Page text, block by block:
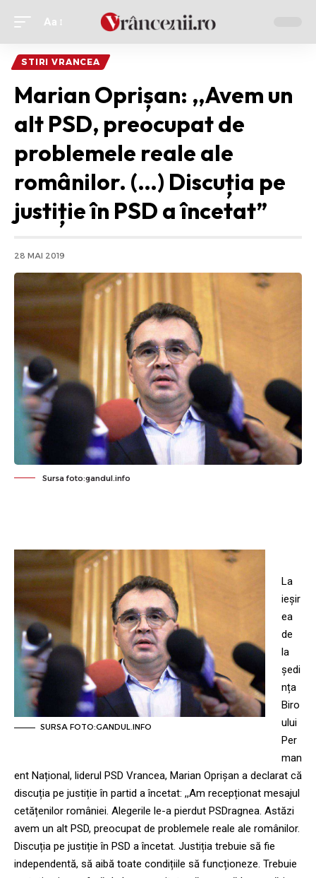
Ajustor
font
Aa
STIRI VRANCEA
Marian Oprișan: ,,Avem un
alt PSD, preocupat de
problemele reale ale
românilor. (…) Discuția pe
justiție în PSD a încetat”
28 MAI 2019
Sursa foto:gandul.info
SURSA FOTO:GANDUL.INFO
La
ieșir
ea
de
la
ședi
nța
Biro
ului
Per
man
ent Național, liderul PSD Vrancea, Marian Oprișan a declarat că
discuția pe justiție în partid a încetat: ,,Am recepționat mesajul
cetățenilor româniei. Alegerile le-a pierdut PSDragnea. Astăzi
avem un alt PSD, preocupat de problemele reale ale românilor.
Discuția pe justiție în PSD a încetat. Justiția trebuie să fie
independentă, să aibă toate condițiile să funcționeze. Trebuie